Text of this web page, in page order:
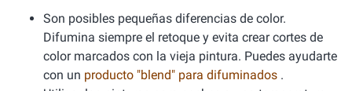
Son posibles pequeñas diferencias de color.
Difumina siempre el retoque y evita crear cortes de
color marcados con la vieja pintura. Puedes ayudarte
con un producto "blend" para difuminados .